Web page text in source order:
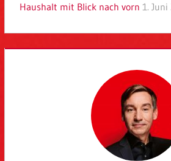
Haushalt mit Blick nach vorn 1.